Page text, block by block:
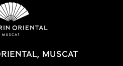
MUSCAT